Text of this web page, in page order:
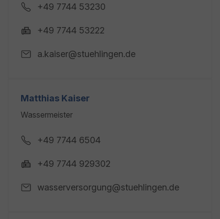
+49 7744 53230
+49 7744 53222
a.kaiser@stuehlingen.de
Matthias Kaiser
Wassermeister
+49 7744 6504
+49 7744 929302
wasserversorgung@stuehlingen.de